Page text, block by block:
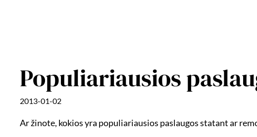
Populiariausios
2013-01-02
Ar žinote, kokios yra populiariausios paslaugos statant ar